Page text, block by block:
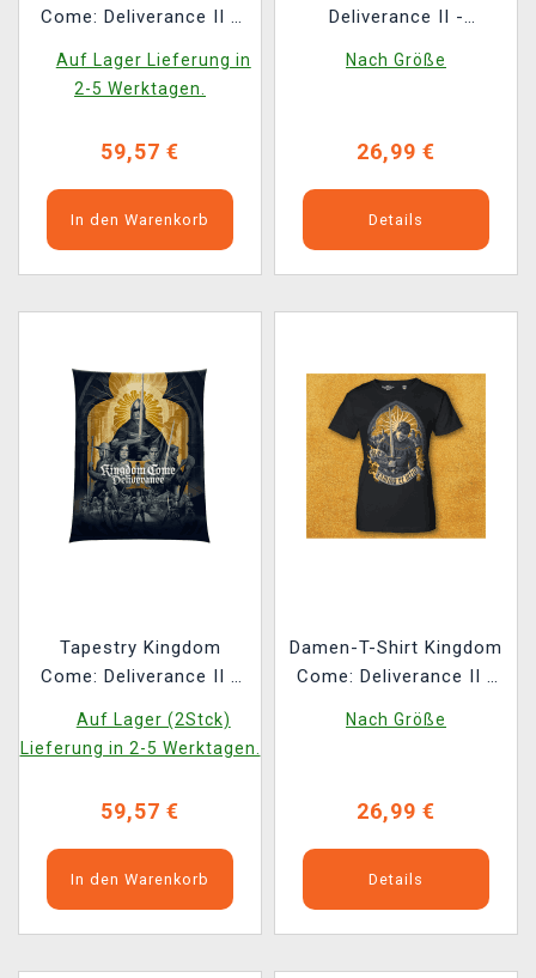
Come: Deliverance II -
Hof (Bild auf Textil)
Auf Lager Lieferung in
2-5 Werktagen.
59,57 €
In den Warenkorb
Deliverance II -
Nach Größe
26,99 €
Details
Tapestry Kingdom
Come: Deliverance II -
(Textilbild)
Auf Lager (2Stck)
Lieferung in 2-5 Werktagen.
59,57 €
In den Warenkorb
Damen-T-Shirt Kingdom
Come: Deliverance II -
Nach Größe
26,99 €
Details